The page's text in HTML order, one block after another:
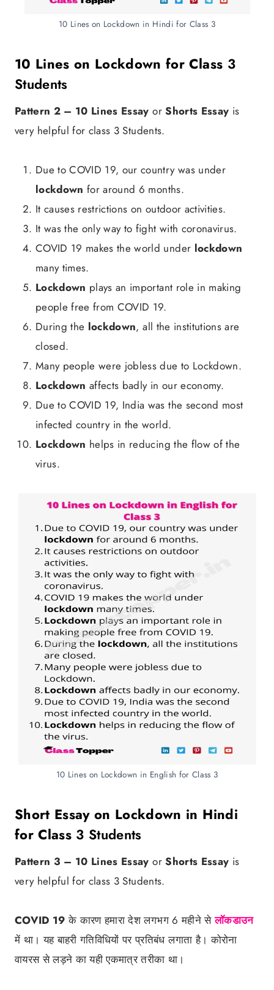
10 Lines on Lockdown in Hindi for Class 3
10 Lines on Lockdown for Class 3
Students
Pattern 2 – 10 Lines EssayorShorts Essay is
very helpful for class 3 Students.
Due to COVID 19, our country was under
lockdownfor around 6 months.
It causes restrictions on outdoor activities.
It was the only way to fight with coronavirus.
COVID 19 makes the world under lockdown
many times.
Lockdown plays an important role in making
people free from COVID 19.
During the lockdown, all the institutions are
closed.
Many people were jobless due to Lockdown.
Lockdownaffects badly in our economy.
Due to COVID 19, India was the second most
infected country in the world.
Lockdown helps in reducing the flow of the
virus.
10 Lines on Lockdown in English for Class 3
Short Essay on Lockdown in Hindi
for Class 3 Students
Pattern 3 – 10 Lines EssayorShorts Essay is
very helpful for class 3 Students.
COVID 19 के कारण हमारा देश लगभग 6 महीने सेलॉकडाउन
में था। यह बाहरी गतिविधियों पर प्रतिबंध लगाता है। कोरोना
वायरस से लड़ने का यही एकमात्र तरीका था।